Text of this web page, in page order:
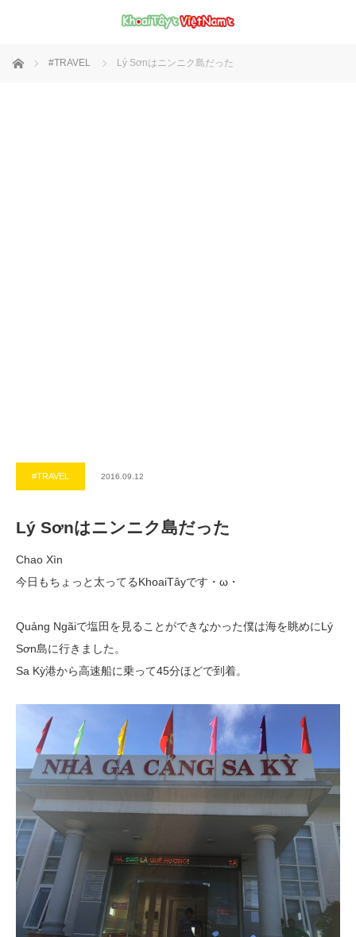
ホーム #TRAVEL Lý Sơnはニンニク島だった
#TRAVEL 2016.09.12
Lý Sơnはニンニク島だった
Chao Xìn
今日もちょっと太ってるKhoaiTâyです・ω・
Quảng Ngãiで塩田を見ることができなかった僕は海を眺めにLý
Sơn島に行きました。
Sa Kỳ港から高速船に乗って45分ほどで到着。